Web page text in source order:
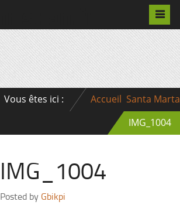
Vous êtes ici : Accueil Santa Marta
IMG_1004
IMG_1004
Posted by Gbikpi